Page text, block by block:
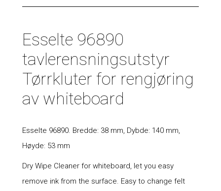
Esselte 96890
tavlerensningsutstyr
Tørrkluter for rengjøring
av whiteboard
Esselte 96890. Bredde: 38 mm, Dybde: 140 mm,
Høyde: 53 mm
Dry Wipe Cleaner for whiteboard, let you easy
remove ink from the surface. Easy to change felt